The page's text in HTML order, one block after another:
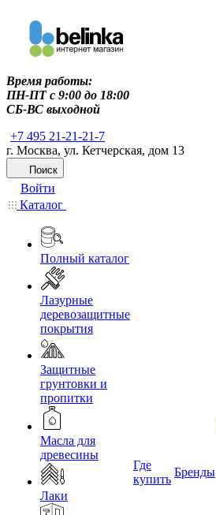
Время работы:
ПН-ПТ c 9:00 до 18:00
СБ-ВС выходной
+7 495 21-21-21-7
г. Москва, ул. Кетчерская, дом 13
Поиск
Войти
Каталог
Полный каталог
Лазурные
деревозащитные
покрытия
Защитные
грунтовки и
пропитки
Масла для
древесины
Лаки
Где
купить
Бренды